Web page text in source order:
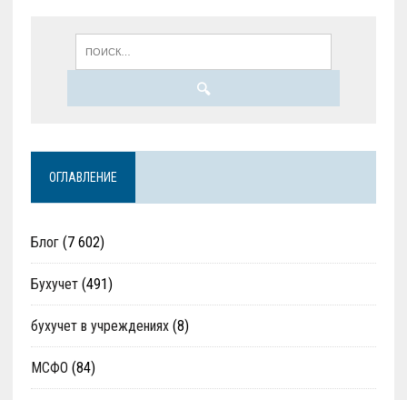
ОГЛАВЛЕНИЕ
Блог(7 602)
Бухучет(491)
бухучет в учреждениях(8)
МСФО (84)